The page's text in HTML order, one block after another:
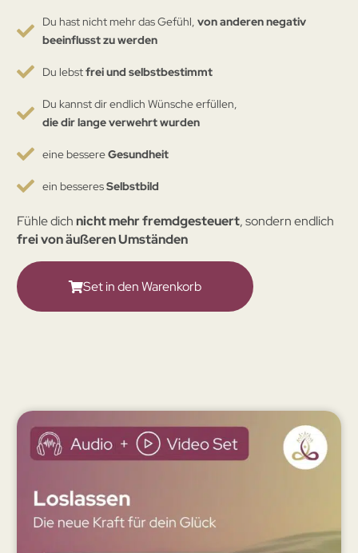
Du hast nicht mehr das Gefühl, von anderen negativ
beeinflusst zu werden
Du lebstfrei und selbstbestimmt
Du kannst dir endlich Wünsche erfüllen,
die dir lange verwehrt wurden
eine bessereGesundheit
ein besseresSelbstbild
Fühle dichnicht mehr fremdgesteuert, sondern endlich
frei von äußeren Umständen
Set in den Warenkorb